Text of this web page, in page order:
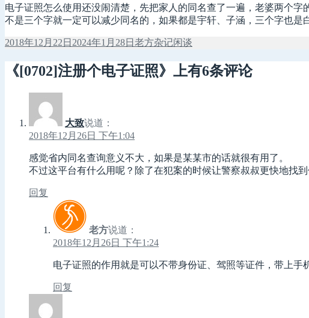
电子证照怎么使用还没闹清楚，先把家人的同名查了一遍，老婆两个
不是三个字就一定可以减少同名的，如果都是宇轩、子涵，三个字也
发
于
2018年12月22日 2024年1月28日 作
老方分
杂记闲谈
《[0702]注册个电子证照》上有6条评论
大致说道：
2018年12月26日 下午1:04
感觉省内同名查询意义不大，如果是某某市的话就很有用了。
不过这平台有什么用呢？除了在犯案的时候让警察叔叔更快地找到
回复
老方说道：
2018年12月26日 下午1:24
电子证照的作用就是可以不带身份证、驾照等证件，带上手
回复